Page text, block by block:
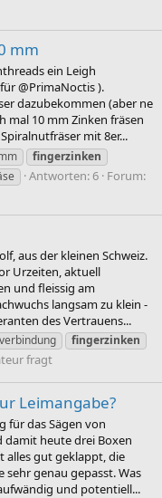
mm
ein Leigh
@PrimaNoctis ).
dazubekommen (aber ne
mal 10 mm Zinken fräsen
mit 8er...
fingerzinken
Antworten: 6 Forum:
aus der kleinen Schweiz.
Urzeiten, aktuell
und fleissig am
langsam zu klein -
des Vertrauens...
fingerzinken
fragt
Leimangabe?
für das Sägen von
damit heute drei Boxen
alles gut geklappt, die
sehr genau gepasst. Was
und potentiell...